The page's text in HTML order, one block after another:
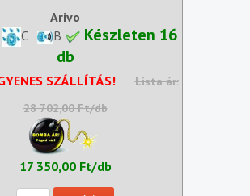
Arivo
C B
Készleten 16
db
SZÁLLÍTÁS!
Lista ár:
28 702,00 Ft/db
17 350,00 Ft/db